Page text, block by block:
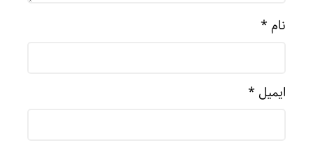
نام *
ایمیل *